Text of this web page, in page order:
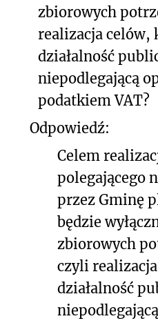
zbiorowych
realizacja celów,
działalność
niepodlegającą
podatkiem VAT?
Odpowiedź:
Celem
polegającego
przez Gminę
będzie
zbiorowych
czyli
działalność